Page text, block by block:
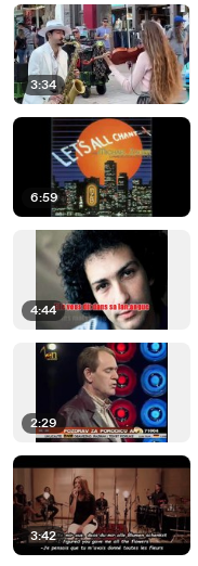
3:34
6:59
4:44
2:29
3:42